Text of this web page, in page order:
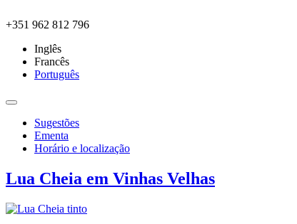
+351 962 812 796
Inglês
Francês
Português
Sugestões
Ementa
Horário e localização
Lua Cheia em Vinhas Velhas